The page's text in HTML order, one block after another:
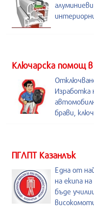
Kлючарска помощ в
Изработка
брави,
ПГЛПТ Казанлък
Една от
на екипа
бъде